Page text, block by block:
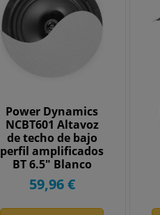
Power Dynamics
NCBT601 Altavoz
de techo de bajo
perfil amplificados
BT 6.5" Blanco
952628
59,96 €